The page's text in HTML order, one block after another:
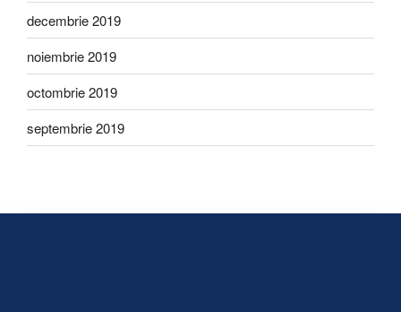
decembrie 2019
noiembrie 2019
octombrie 2019
septembrie 2019